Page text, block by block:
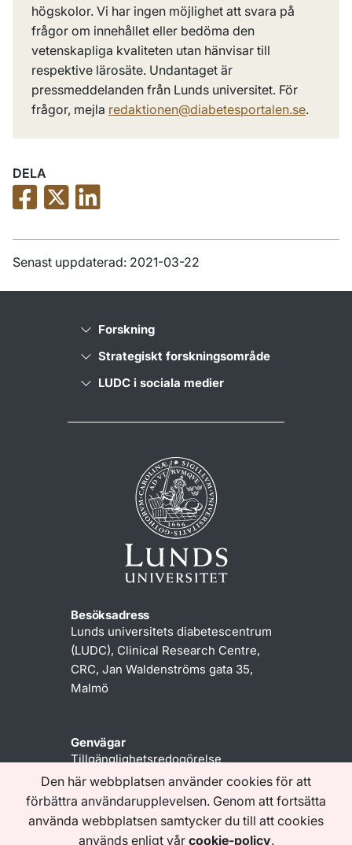
Den här webbplatsen använder cookies för att
förbättra användarupplevelsen. Genom att fortsätta
använda webbplatsen samtycker du till att cookies
används enligt vår cookie-policy.
högskolor. Vi har ingen möjlighet att svara på
frågor om innehållet eller bedöma den
vetenskapliga kvaliteten utan hänvisar till
respektive lärosäte. Undantaget är
pressmeddelanden från Lunds universitet. För
frågor, mejla redaktionen@diabetesportalen.se.
DELA
Senast uppdaterad: 2021-03-22
Forskning
Strategiskt forskningsområde
LUDC i sociala medier
Besöksadress
Lunds universitets diabetescentrum
(LUDC), Clinical Research Centre,
CRC, Jan Waldenströms gata 35,
Malmö
Genvägar
Tillgänglighetsredogörelse
Följ oss